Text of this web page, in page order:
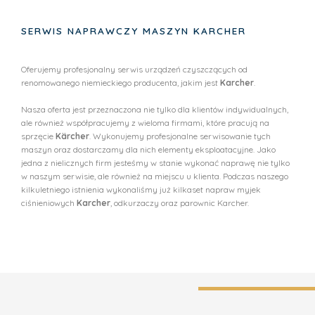
SERWIS NAPRAWCZY MASZYN KARCHER
Oferujemy profesjonalny serwis urządzeń czyszczących od
renomowanego niemieckiego producenta, jakim jest Karcher.
Nasza oferta jest przeznaczona nie tylko dla klientów indywidualnych,
ale również współpracujemy z wieloma firmami, które pracują na
sprzęcie Kärcher. Wykonujemy profesjonalne serwisowanie tych
maszyn oraz dostarczamy dla nich elementy eksploatacyjne. Jako
jedna z nielicznych firm jesteśmy w stanie wykonać naprawę nie tylko
w naszym serwisie, ale również na miejscu u klienta. Podczas naszego
kilkuletniego istnienia wykonaliśmy już kilkaset napraw myjek
ciśnieniowych Karcher, odkurzaczy oraz parownic Karcher.